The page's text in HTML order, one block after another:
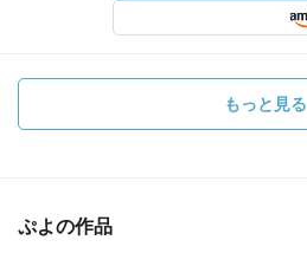
もっと見る
ぷよの作品